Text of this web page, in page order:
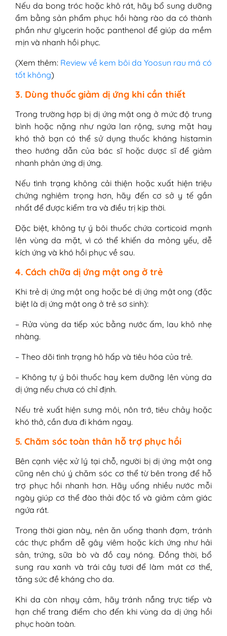
Nếu da bong tróc hoặc khô rát, hãy bổ sung dưỡng
ẩm bằng sản phẩm phục hồi hàng rào da có thành
phần như glycerin hoặc panthenol để giúp da mềm
mịn và nhanh hồi phục.
(Xem thêm: Review về kem bôi da Yoosun rau má có
tốt không)
3. Dùng thuốc giảm dị ứng khi cần thiết
Trong trường hợp bị dị ứng mật ong ở mức độ trung
bình hoặc nặng như ngứa lan rộng, sưng mặt hay
khó thở bạn có thể sử dụng thuốc kháng histamin
theo hướng dẫn của bác sĩ hoặc dược sĩ để giảm
nhanh phản ứng dị ứng.
Nếu tình trạng không cải thiện hoặc xuất hiện triệu
chứng nghiêm trọng hơn, hãy đến cơ sở y tế gần
nhất để được kiểm tra và điều trị kịp thời.
Đặc biệt, không tự ý bôi thuốc chứa corticoid mạnh
lên vùng da mặt, vì có thể khiến da mỏng yếu, dễ
kích ứng và khó hồi phục về sau.
4. Cách chữa dị ứng mật ong ở trẻ
Khi trẻ dị ứng mật ong hoặc bé dị ứng mật ong (đặc
biệt là dị ứng mật ong ở trẻ sơ sinh):
– Rửa vùng da tiếp xúc bằng nước ấm, lau khô nhẹ
nhàng.
– Theo dõi tình trạng hô hấp và tiêu hóa của trẻ.
– Không tự ý bôi thuốc hay kem dưỡng lên vùng da
dị ứng nếu chưa có chỉ định.
Nếu trẻ xuất hiện sưng môi, nôn trớ, tiêu chảy hoặc
khó thở, cần đưa đi khám ngay.
5. Chăm sóc toàn thân hỗ trợ phục hồi
Bên cạnh việc xử lý tại chỗ, người bị dị ứng mật ong
cũng nên chú ý chăm sóc cơ thể từ bên trong để hỗ
trợ phục hồi nhanh hơn. Hãy uống nhiều nước mỗi
ngày giúp cơ thể đào thải độc tố và giảm cảm giác
ngứa rát.
Trong thời gian này, nên ăn uống thanh đạm, tránh
các thực phẩm dễ gây viêm hoặc kích ứng như hải
sản, trứng, sữa bò và đồ cay nóng. Đồng thời, bổ
sung rau xanh và trái cây tươi để làm mát cơ thể,
tăng sức đề kháng cho da.
Khi da còn nhạy cảm, hãy tránh nắng trực tiếp và
hạn chế trang điểm cho đến khi vùng da dị ứng hồi
phục hoàn toàn.